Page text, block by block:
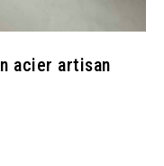
acier artisan